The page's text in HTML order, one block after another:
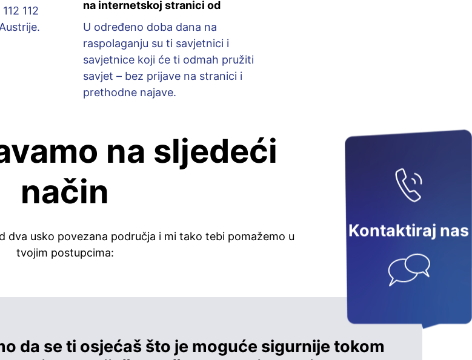
Kontaktiraj nas
112
na internetskoj stranici od
U određeno doba dana na
raspolaganju su ti savjetnici i
savjetnice koji će ti odmah pružiti
savjet – bez prijave na stranici i
prethodne najave.
na sljedeći
način
dva usko povezana područja i mi tako tebi pomažemo u
tvojim postupcima:
da se ti osjećaš što je moguće sigurnije tokom